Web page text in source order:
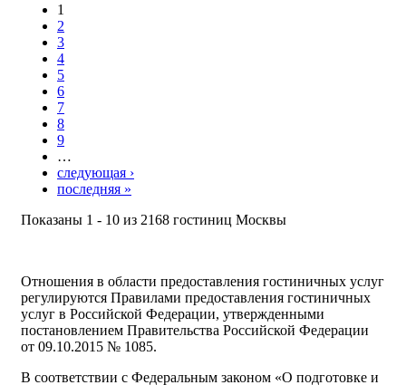
Страницы
1
2
3
4
5
6
7
8
9
…
следующая ›
последняя »
Показаны 1 - 10 из 2168 гостиниц Москвы
Отношения в области предоставления гостиничных услуг
регулируются Правилами предоставления гостиничных
услуг в Российской Федерации, утвержденными
постановлением Правительства Российской Федерации
от 09.10.2015 № 1085.
В соответствии с Федеральным законом «О подготовке и